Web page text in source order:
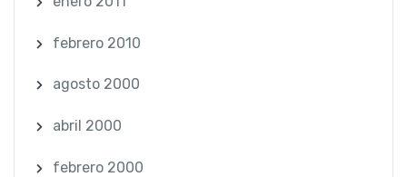
febrero 2010
agosto 2000
abril 2000
febrero 2000